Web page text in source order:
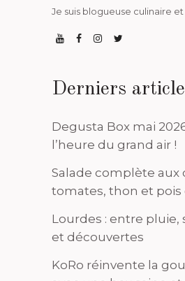
Je suis blogueuse culinaire et
Derniers
Degusta Box mai
l’heure du grand air !
Salade complète aux
tomates, thon et pois
Lourdes : entre pluie,
et découvertes
KoRo réinvente la